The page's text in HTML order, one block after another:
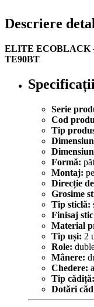
Descriere
ELITE ECOBLACK
TE90BT
Serie
Cod
Tip
Formă:
Montaj:
Direcție
Grosime
Tip sticlă:
Finisaj
Material
Tip uși: 2
Role:
Mânere:
Chedere:
Tip cădiță:
Dotări